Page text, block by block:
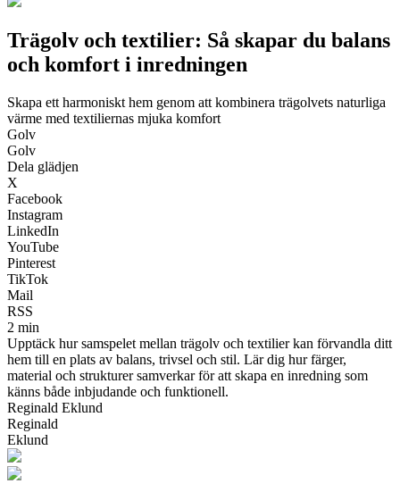
Trägolv och textilier: Så skapar du balans
och komfort i inredningen
Skapa ett harmoniskt hem genom att kombinera trägolvets naturliga
värme med textiliernas mjuka komfort
Golv
Golv
Dela glädjen
X
Facebook
Instagram
LinkedIn
YouTube
Pinterest
TikTok
Mail
RSS
2 min
Upptäck hur samspelet mellan trägolv och textilier kan förvandla ditt
hem till en plats av balans, trivsel och stil. Lär dig hur färger,
material och strukturer samverkar för att skapa en inredning som
känns både inbjudande och funktionell.
Reginald Eklund
Reginald
Eklund